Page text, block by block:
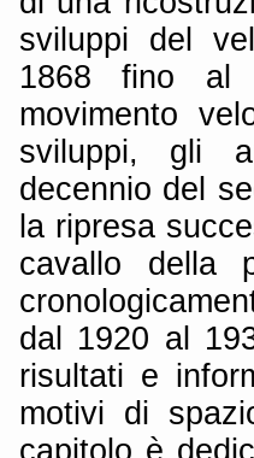
sviluppi del
1868 fino al
movimento
sviluppi, gli
decennio del
la ripresa
cavallo della
dal 1920 al
risultati e
motivi di
capitolo è